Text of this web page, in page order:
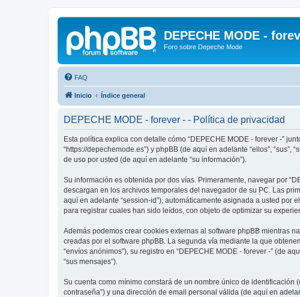
DEPECHE MODE -
Foro sobre Depeche Mode
FAQ
Inicio Índice general
DEPECHE MODE - forever - - Política de privacidad
Esta política explica con detalle cómo “DEPECHE MODE - forever -”
“https://depechemode.es”) y phpBB (de aquí en adelante “ellos”,
de uso por usted (de aquí en adelante “su información”).
Su información es obtenida por dos vías. Primeramente, navegar por
descargan en los archivos temporales del navegador de su PC. Las
aquí en adelante “session-id”), automáticamente asignada a usted por
para registrar cuales han sido leídos, con objeto de optimizar su
Además podemos crear cookies externas al software phpBB mientras
creadas por el software phpBB. La segunda vía mediante la que
“envíos anónimos”), su registro en “DEPECHE MODE - forever -” (de
“sus mensajes”).
Su cuenta como mínimo constará de un nombre único de
contraseña”) y una dirección de email personal válida (de aquí en